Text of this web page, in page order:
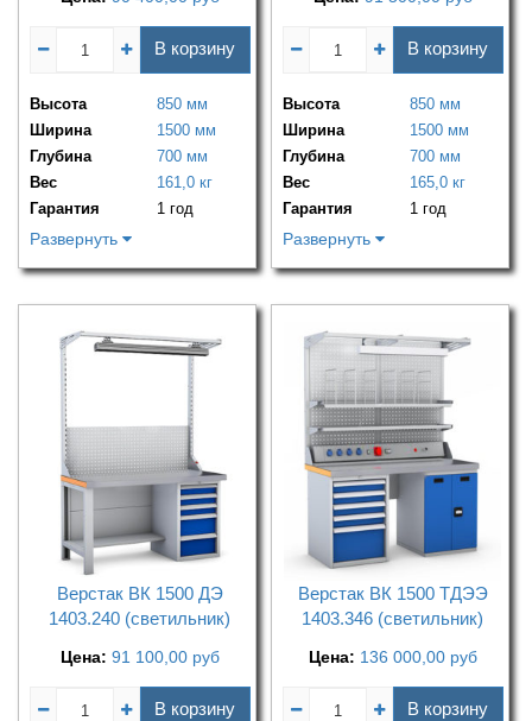
В корзину
Высота
850 мм
Ширина
1500 мм
Глубина
700 мм
Вес
161,0 кг
Гарантия
1 год
Развернуть
В корзину
Высота
850 мм
Ширина
1500 мм
Глубина
700 мм
Вес
165,0 кг
Гарантия
1 год
Развернуть
Верстак ВК 1500 ДЭ
1403.240 (светильник)
Цена: 91 100,00 руб
В корзину
Верстак ВК 1500 ТДЭЭ
1403.346 (светильник)
Цена: 136 000,00 руб
В корзину